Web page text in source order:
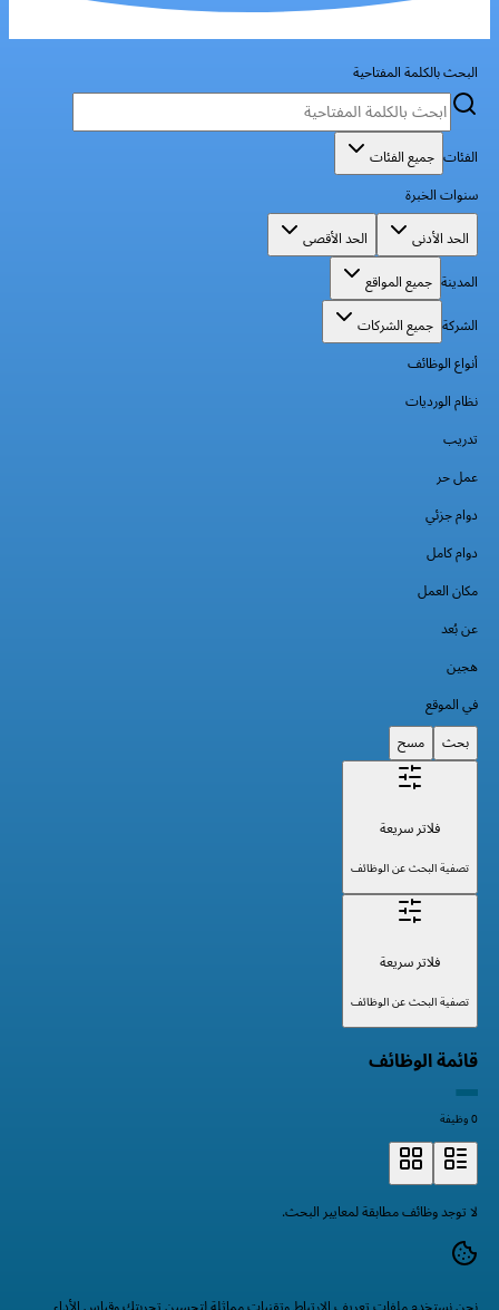
البحث بالكلمة المفتاحية
الفئات جميع الفئات
سنوات الخبرة
الحد الأدنى
الحد الأقصى
المدينة جميع المواقع
الشركة جميع الشركات
أنواع الوظائف
نظام الورديات
تدريب
عمل حر
دوام جزئي
دوام كامل
مكان العمل
عن بُعد
هجين
في الموقع
بحث
مسح
فلاتر سريعة
تصفية البحث عن الوظائف
فلاتر سريعة
تصفية البحث عن الوظائف
قائمة الوظائف
0 وظيفة
لا توجد وظائف مطابقة لمعايير البحث.